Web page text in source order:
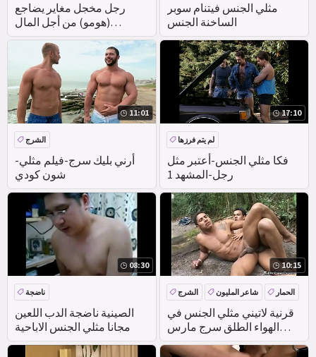
رجل مخجل مغاير يضاجع
(هومو) من أجل المال
(رودريغو بيكمان) و (ماركوس
جويانو
مثلي الجنس فيتنام سوبر
الساخنة الجنس
11:01
أرني بليك سرج-فيلم مثلي-
شون كودي
الشرج
17:10
فكا مثلي الجنس-أعتبر مثل
رجل-المشهد 1
لم يتم فرزها
08:30
الصينية ناضجة الدب اللعين
مجانا مثلي الجنس الاباحية
ناضجة
10:15
قرنية لاتيني مثلي الجنس في
الهواء الطلق سرج مارس
الجنس
الشرج شاعر المليون
الحمار
اللسان